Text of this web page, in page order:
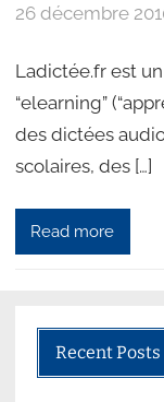
26 décembre
Ladictée.fr est
“elearning”
des dictées
scolaires, des […]
Read more
Recent Posts